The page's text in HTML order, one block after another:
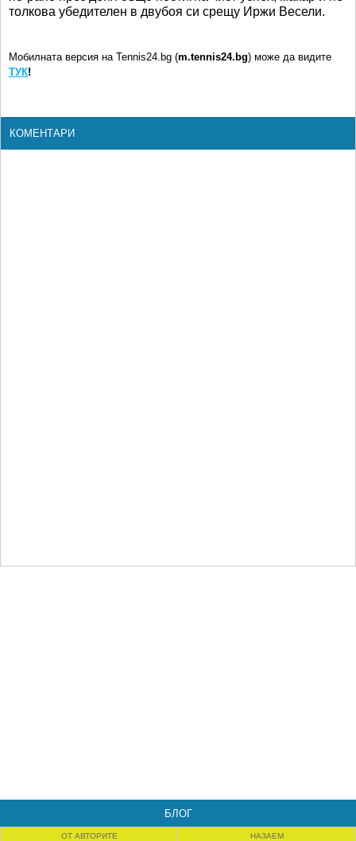
толкова убедителен в двубоя си срещу Иржи Весели.
Мобилната версия на Tennis24.bg (m.tennis24.bg) може да видите
ТУК!
КОМЕНТАРИ
БЛОГ
ОТ АВТОРИТЕ НАЗАЕМ